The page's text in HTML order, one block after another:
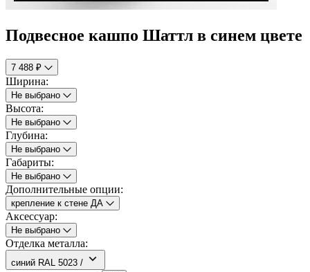
Подвесное кашпо Шаттл в синем цвете
7 488 ₽
Ширина:
Не выбрано
Высота:
Не выбрано
Глубина:
Не выбрано
Габариты:
Не выбрано
Дополнительные опции:
крепление к стене ДА
Аксессуар:
Не выбрано
Отделка металла:
синий RAL 5023 /